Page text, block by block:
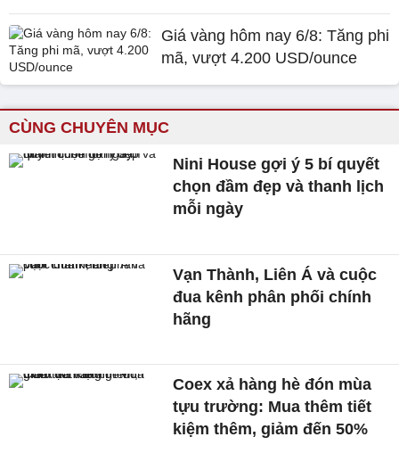
Giá vàng hôm nay 6/8: Tăng phi
mã, vượt 4.200 USD/ounce
CÙNG CHUYÊN MỤC
Nini House gợi ý 5 bí quyết
chọn đầm đẹp và thanh lịch
mỗi ngày
Vạn Thành, Liên Á và cuộc
đua kênh phân phối chính
hãng
Coex xả hàng hè đón mùa
tựu trường: Mua thêm tiết
kiệm thêm, giảm đến 50%